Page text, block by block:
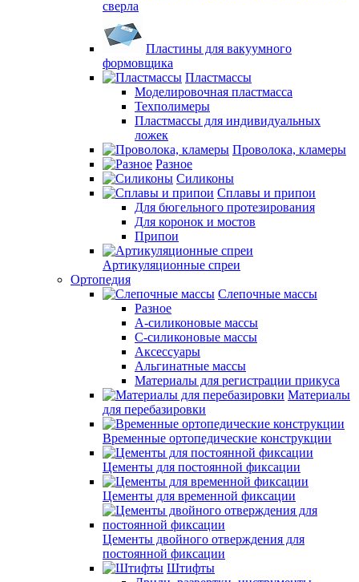
сверла
Пластины для вакуумного
формовщика
Пластмассы
Моделировочная пластмасса
Техполимеры
Пластмассы для индивидуальных
ложек
Проволока, кламеры
Разное
Силиконы
Сплавы и припои
Для бюгельного протезирования
Для коронок и мостов
Припои
Артикуляционные спреи
Ортопедия
Слепочные массы
Разное
А-силиконовые массы
С-силиконовые массы
Аксессуары
Альгинатные массы
Материалы для регистрации прикуса
Материалы
для перебазировки
Временные ортопедические конструкции
Цементы для постоянной фиксации
Цементы для временной фиксации
Цементы двойного отверждения для
постоянной фиксации
Штифты